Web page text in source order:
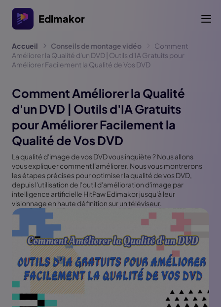
Edimakor
Accueil Conseils de montage vidéo
Comment
Améliorer la Qualité d'un DVD | Outils d'IA Gratuits pour
Améliorer Facilement la Qualité de Vos DVD
Comment Améliorer la Qualité
d'un DVD | Outils d'IA Gratuits
pour Améliorer Facilement la
Qualité de Vos DVD
La qualité d'image de vos DVD vous inquiète ? Nous allons
vous expliquer comment l'améliorer. Nous vous montrerons
les étapes précises pour optimiser la qualité de vos DVD,
depuis l'utilisation de l'outil d'amélioration d'image par
intelligence artificielle HitPaw Edimakor jusqu'à leur
visionnage en haute définition sur un téléviseur.